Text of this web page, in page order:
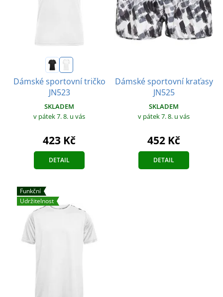
Dámské sportovní tričko
JN523
SKLADEM
v pátek 7. 8. u vás
423 Kč
DETAIL
Dámské sportovní kraťasy
JN525
SKLADEM
v pátek 7. 8. u vás
452 Kč
DETAIL
Funkční
Udržitelnost